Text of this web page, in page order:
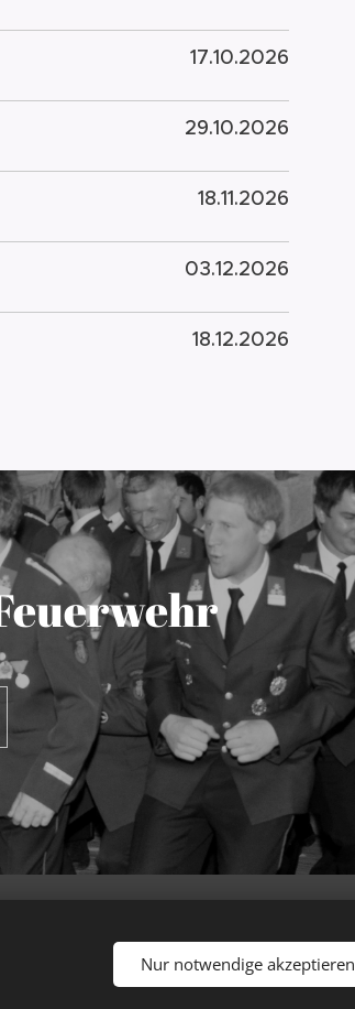
17.10.2026
29.10.2026
18.11.2026
03.12.2026
18.12.2026
Rechte vorbehalten.
Nur notwendige akzeptieren